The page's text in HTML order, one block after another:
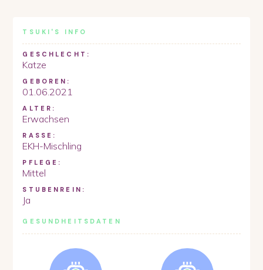
TSUKI 'S INFO
GESCHLECHT:
Katze
GEBOREN:
01.06.2021
ALTER:
Erwachsen
RASSE:
EKH-Mischling
PFLEGE:
Mittel
STUBENREIN:
Ja
GESUNDHEITSDATEN